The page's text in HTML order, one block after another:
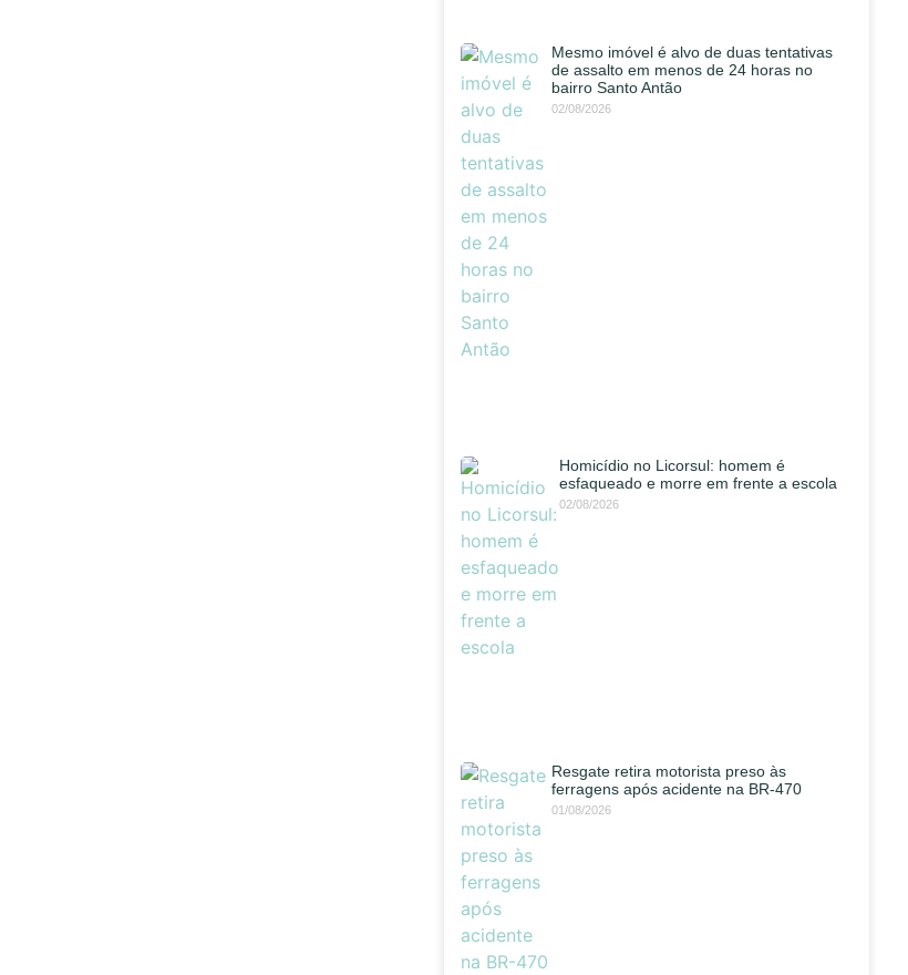
Mesmo imóvel é alvo de duas tentativas
de assalto em menos de 24 horas no
bairro Santo Antão
02/08/2026
Homicídio no Licorsul: homem é
esfaqueado e morre em frente a escola
02/08/2026
Resgate retira motorista preso às
ferragens após acidente na BR-470
01/08/2026